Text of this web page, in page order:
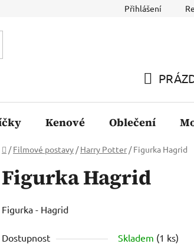
Přihlášení
KOŠÍK
Kenové Oblečení
Domů
/ Filmové postavy / Harry Potter / Figurka Hagrid
Figurka Hagrid
Figurka - Hagrid
Dostupnost Skladem (1 ks)